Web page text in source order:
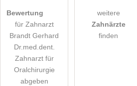
Klicken Sie hier um eine
Zahnarzt-Eintrag zu stellen
Bewertung
für Zahnarzt
Brandt Gerhard
Dr.med.dent.
Zahnarzt für
Oralchirurgie
abgeben
weitere
Zahnärzte
finden